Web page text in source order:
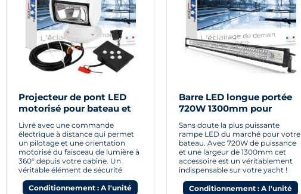
Projecteur de pont LED
motorisé pour bateau et
yacht
Livré avec une commande
électrique à distance qui permet
un pilotage et une orientation
motorisé du faisceau de lumière à
360° depuis votre cabine. Un
véritable élément de sécurité
Conditionnement : A l'unité
Barre LED longue portée
720W 1300mm pour
bateaux
Sans doute la plus puissante
rampe LED du marché pour votre
bateau. Avec 720W de puissance
et une largeur de 1300mm cet
accessoire est un véritablement
indispensable sur votre yacht !
Conditionnement : A l'unité